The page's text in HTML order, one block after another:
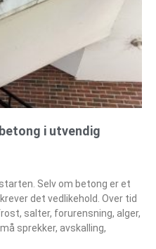
i utvendig
Selv om betong er et
det vedlikehold. Over tid
salter, forurensning, alger,
sprekker, avskalling,